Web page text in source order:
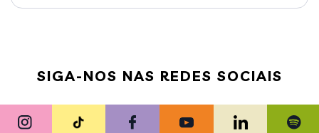
SIGA-NOS NAS REDES SOCIAIS